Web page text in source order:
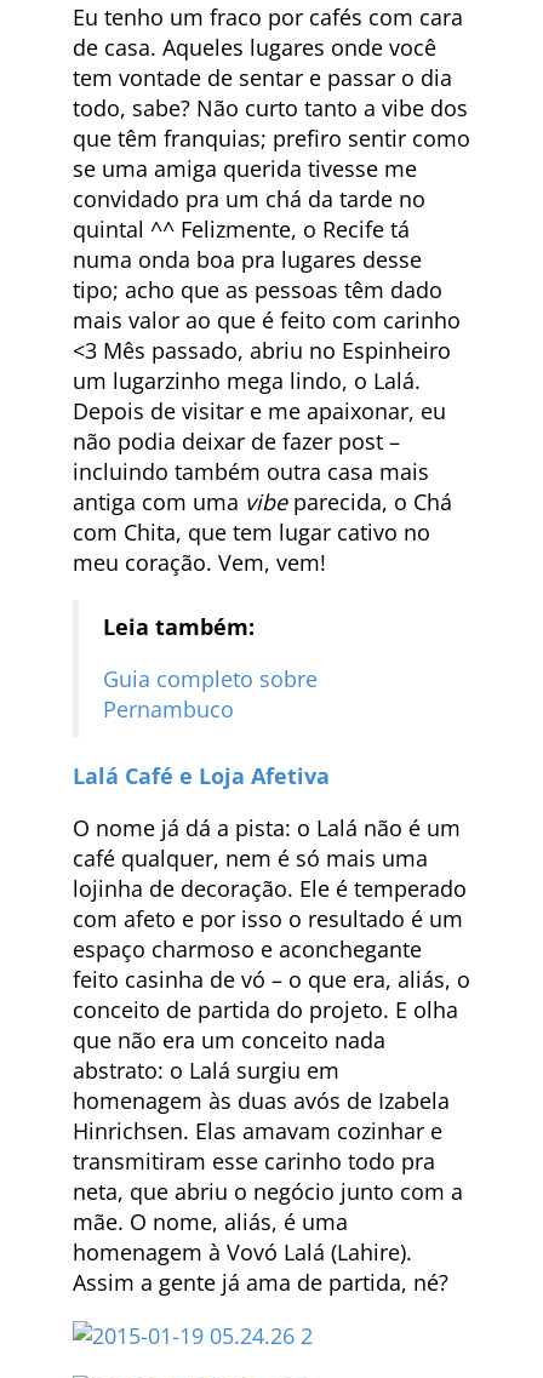
Eu tenho um fraco por cafés com cara
de casa. Aqueles lugares onde você
tem vontade de sentar e passar o dia
todo, sabe? Não curto tanto a vibe dos
que têm franquias; prefiro sentir como
se uma amiga querida tivesse me
convidado pra um chá da tarde no
quintal ^^ Felizmente, o Recife tá
numa onda boa pra lugares desse
tipo; acho que as pessoas têm dado
mais valor ao que é feito com carinho
<3 Mês passado, abriu no Espinheiro
um lugarzinho mega lindo, o Lalá.
Depois de visitar e me apaixonar, eu
não podia deixar de fazer post –
incluindo também outra casa mais
antiga com uma vibeparecida, o Chá
com Chita, que tem lugar cativo no
meu coração. Vem, vem!
Leia também:
Guia completo sobre
Pernambuco
Lalá Café e Loja Afetiva
O nome já dá a pista: o Lalá não é um
café qualquer, nem é só mais uma
lojinha de decoração. Ele é temperado
com afeto e por isso o resultado é um
espaço charmoso e aconchegante
feito casinha de vó – o que era, aliás, o
conceito de partida do projeto. E olha
que não era um conceito nada
abstrato: o Lalá surgiu em
homenagem às duas avós de Izabela
Hinrichsen. Elas amavam cozinhar e
transmitiram esse carinho todo pra
neta, que abriu o negócio junto com a
mãe. O nome, aliás, é uma
homenagem à Vovó Lalá (Lahire).
Assim a gente já ama de partida, né?